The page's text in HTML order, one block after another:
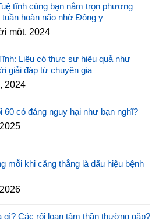
tĩnh cùng bạn nắm trọn phương
tuần hoàn não nhờ Đông y
một, 2024
Liệu có thực sự hiệu quả như
giải đáp từ chuyên gia
2024
60 có đáng nguy hại như bạn nghĩ?
mỗi khi căng thẳng là dấu hiệu bệnh
gì? Các rối loạn tâm thần thường gặp?